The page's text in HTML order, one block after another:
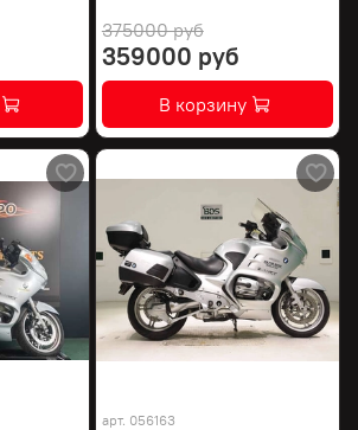
375000 руб
359000 руб
В корзину
арт. 056163